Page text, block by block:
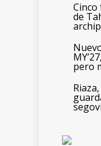
Cinco
de
pero